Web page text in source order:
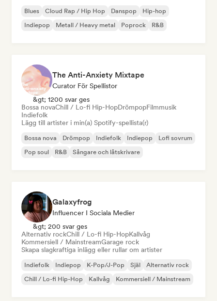
Blues Cloud Rap / Hip Hop Danspop
Hip-hop
Indiepop
Metall / Heavy metal Poprock R&B
The Anti-Anxiety Mixtape
Curator För Spellistor
&gt; 1200 svar ges
Bossa novaChill / Lo-fi Hip-HopDrömpopFilmmusik
Indiefolk
Lägg till artister i min(a) Spotify-spellista(r)
Bossa nova Drömpop Indiefolk Indiepop
Lofi sovrum
Pop soul
R&B Sångare och låtskrivare
Galaxyfrog
Influencer I Sociala Medier
&gt; 200 svar ges
Alternativ rockChill / Lo-fi Hip-HopKallvåg
Kommersiell / MainstreamGarage rock
Skapa slagkraftiga inlägg eller rullar om artister
Indiefolk Indiepop K-Pop/J-Pop Själ
Alternativ rock
Chill / Lo-fi Hip-Hop
Kallvåg Kommersiell / Mainstream